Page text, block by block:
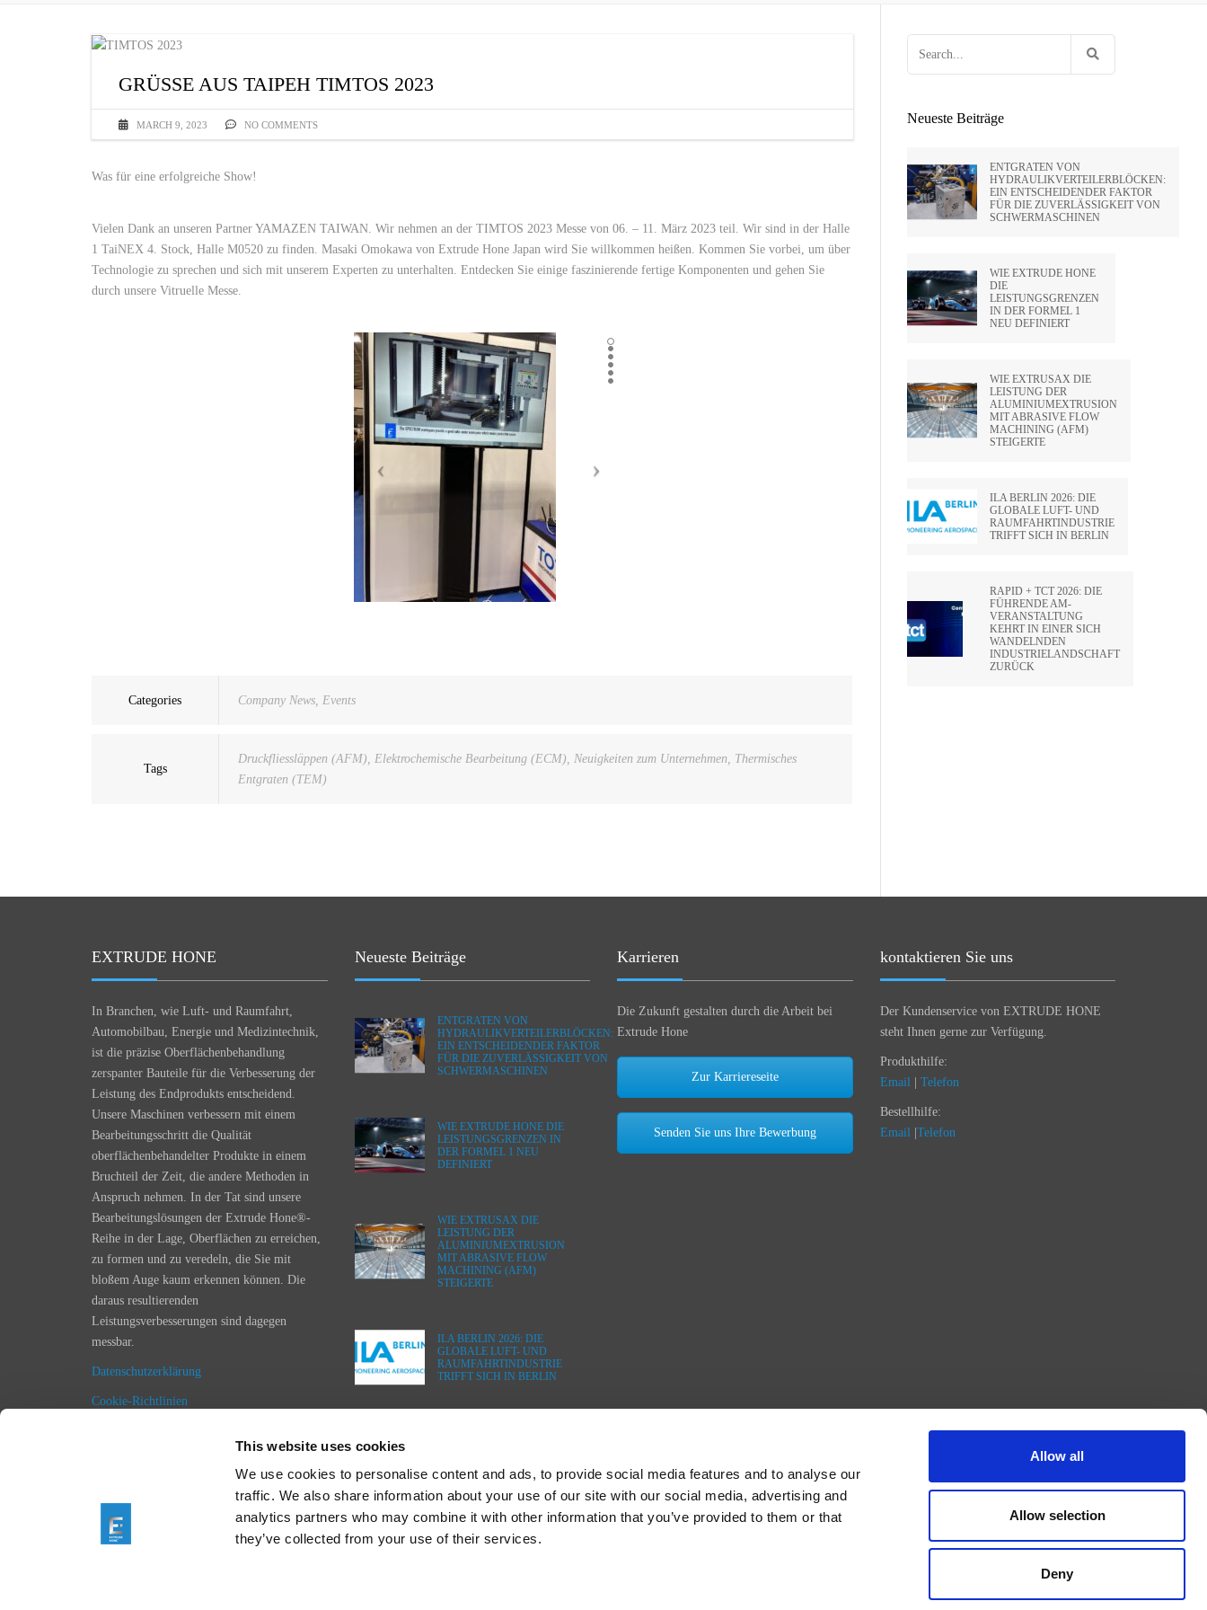
This website uses cookies
We use cookies to personalise content and ads, to provide social media features and to analyse our
traffic. We also share information about your use of our site with our social media, advertising and
analytics partners who may combine it with other information that you’ve provided to them or that
they’ve collected from your use of their services.
Allow all
Allow selection
Deny
GRÜSSE AUS TAIPEH TIMTOS 2023
MARCH 9, 2023 NO COMMENTS
Was für eine erfolgreiche Show!
Vielen Dank an unseren Partner YAMAZEN TAIWAN. Wir nehmen an der TIMTOS 2023 Messe von 06. – 11. März 2023 teil. Wir sind in der Halle
1 TaiNEX 4. Stock, Halle M0520 zu finden. Masaki Omokawa von Extrude Hone Japan wird Sie willkommen heißen. Kommen Sie vorbei, um über
Technologie zu sprechen und sich mit unserem Experten zu unterhalten. Entdecken Sie einige faszinierende fertige Komponenten und gehen Sie
durch unsere Vitruelle Messe.
Categories Company News Events
Tags
Druckfliessläppen (AFM) Elektrochemische Bearbeitung (ECM) Neuigkeiten zum Unternehmen
Thermisches
Entgraten (TEM)
Neueste Beiträge
ENTGRATEN VON
HYDRAULIKVERTEILERBLÖCKEN:
EIN ENTSCHEIDENDER FAKTOR
FÜR DIE ZUVERLÄSSIGKEIT VON
SCHWERMASCHINEN
WIE EXTRUDE HONE
DIE
LEISTUNGSGRENZEN
IN DER FORMEL 1
NEU DEFINIERT
WIE EXTRUSAX DIE
LEISTUNG DER
ALUMINIUMEXTRUSION
MIT ABRASIVE FLOW
MACHINING (AFM)
STEIGERTE
ILA BERLIN 2026: DIE
GLOBALE LUFT- UND
RAUMFAHRTINDUSTRIE
TRIFFT SICH IN BERLIN
RAPID + TCT 2026: DIE
FÜHRENDE AM-
VERANSTALTUNG
KEHRT IN EINER SICH
WANDELNDEN
INDUSTRIELANDSCHAFT
ZURÜCK
EXTRUDE HONE
In Branchen, wie Luft- und Raumfahrt,
Automobilbau, Energie und Medizintechnik,
ist die präzise Oberflächenbehandlung
zerspanter Bauteile für die Verbesserung der
Leistung des Endprodukts entscheidend.
Unsere Maschinen verbessern mit einem
Bearbeitungsschritt die Qualität
oberflächenbehandelter Produkte in einem
Bruchteil der Zeit, die andere Methoden in
Anspruch nehmen. In der Tat sind unsere
Bearbeitungslösungen der Extrude Hone®-
Reihe in der Lage, Oberflächen zu erreichen,
zu formen und zu veredeln, die Sie mit
bloßem Auge kaum erkennen können. Die
daraus resultierenden
Leistungsverbesserungen sind dagegen
messbar.
Datenschutzerklärung
Cookie-Richtlinien
Allgemeine Geschäftsbedingungen
Neueste Beiträge
ENTGRATEN VON
HYDRAULIKVERTEILERBLÖCKEN:
EIN ENTSCHEIDENDER FAKTOR
FÜR DIE ZUVERLÄSSIGKEIT VON
SCHWERMASCHINEN
WIE EXTRUDE HONE DIE
LEISTUNGSGRENZEN IN
DER FORMEL 1 NEU
DEFINIERT
WIE EXTRUSAX DIE
LEISTUNG DER
ALUMINIUMEXTRUSION
MIT ABRASIVE FLOW
MACHINING (AFM)
STEIGERTE
ILA BERLIN 2026: DIE
GLOBALE LUFT- UND
RAUMFAHRTINDUSTRIE
TRIFFT SICH IN BERLIN
Karrieren
Die Zukunft gestalten durch die Arbeit bei
Extrude Hone
Zur Karriereseite
Senden Sie uns Ihre Bewerbung
kontaktieren Sie uns
Der Kundenservice von EXTRUDE HONE
steht Ihnen gerne zur Verfügung.
Produkthilfe:
Email
Telefon
Bestellhilfe:
Email
Telefon